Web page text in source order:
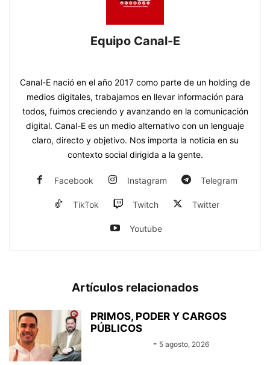
Equipo Canal-E
Canal-E nació en el año 2017 como parte de un holding de
medios digitales, trabajamos en llevar información para
todos, fuimos creciendo y avanzando en la comunicación
digital. Canal-E es un medio alternativo con un lenguaje
claro, directo y objetivo. Nos importa la noticia en su
contexto social dirigida a la gente.
Facebook Instagram Telegram
TikTok Twitch Twitter
Youtube
Artículos relacionados
PRIMOS, PODER Y CARGOS
PÚBLICOS
- 5 agosto, 2026